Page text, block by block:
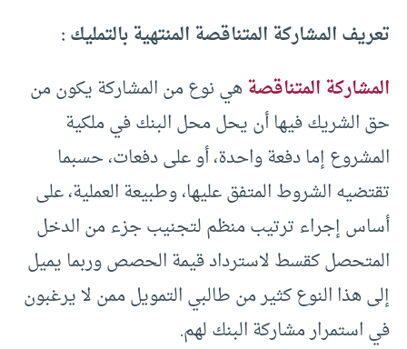
تعريف المشاركة المتناقصة المنتهية بالتمليك :
المشاركة المتناقصةهي نوع من المشاركة يكون من
حق الشريك فيها أن يحل محل البنك في ملكية
المشروع إما دفعة واحدة، أو على دفعات، حسبما
تقتضيه الشروط المتفق عليها، وطبيعة العملية، على
أساس إجراء ترتيب منظم لتجنيب جزء من الدخل
المتحصل كقسط لاسترداد قيمة الحصص وربما يميل
إلى هذا النوع كثير من طالبي التمويل ممن لا يرغبون
في استمرار مشاركة البنك لهم.